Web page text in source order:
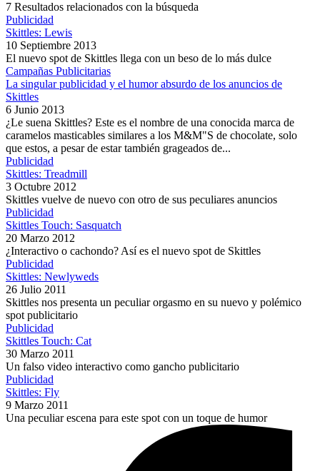
7 Resultados relacionados con la búsqueda
Publicidad
Skittles: Lewis
10 Septiembre 2013
El nuevo spot de Skittles llega con un beso de lo más dulce
Campañas Publicitarias
La singular publicidad y el humor absurdo de los anuncios de
Skittles
6 Junio 2013
¿Le suena Skittles? Este es el nombre de una conocida marca de
caramelos masticables similares a los M&M"S de chocolate, solo
que estos, a pesar de estar también grageados de...
Publicidad
Skittles: Treadmill
3 Octubre 2012
Skittles vuelve de nuevo con otro de sus peculiares anuncios
Publicidad
Skittles Touch: Sasquatch
20 Marzo 2012
¿Interactivo o cachondo? Así es el nuevo spot de Skittles
Publicidad
Skittles: Newlyweds
26 Julio 2011
Skittles nos presenta un peculiar orgasmo en su nuevo y polémico
spot publicitario
Publicidad
Skittles Touch: Cat
30 Marzo 2011
Un falso video interactivo como gancho publicitario
Publicidad
Skittles: Fly
9 Marzo 2011
Una peculiar escena para este spot con un toque de humor